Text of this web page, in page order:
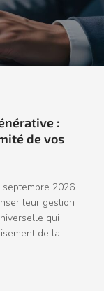
:
de vos
2026
leur gestion
qui
de la